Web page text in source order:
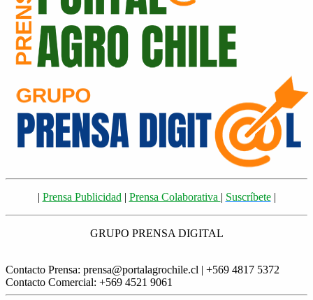
| Prensa Publicidad | Prensa Colaborativa | Suscríbete|
GRUPO PRENSA DIGITAL
Contacto Prensa: prensa@portalagrochile.cl | +569 4817 5372
Contacto Comercial: +569 4521 9061